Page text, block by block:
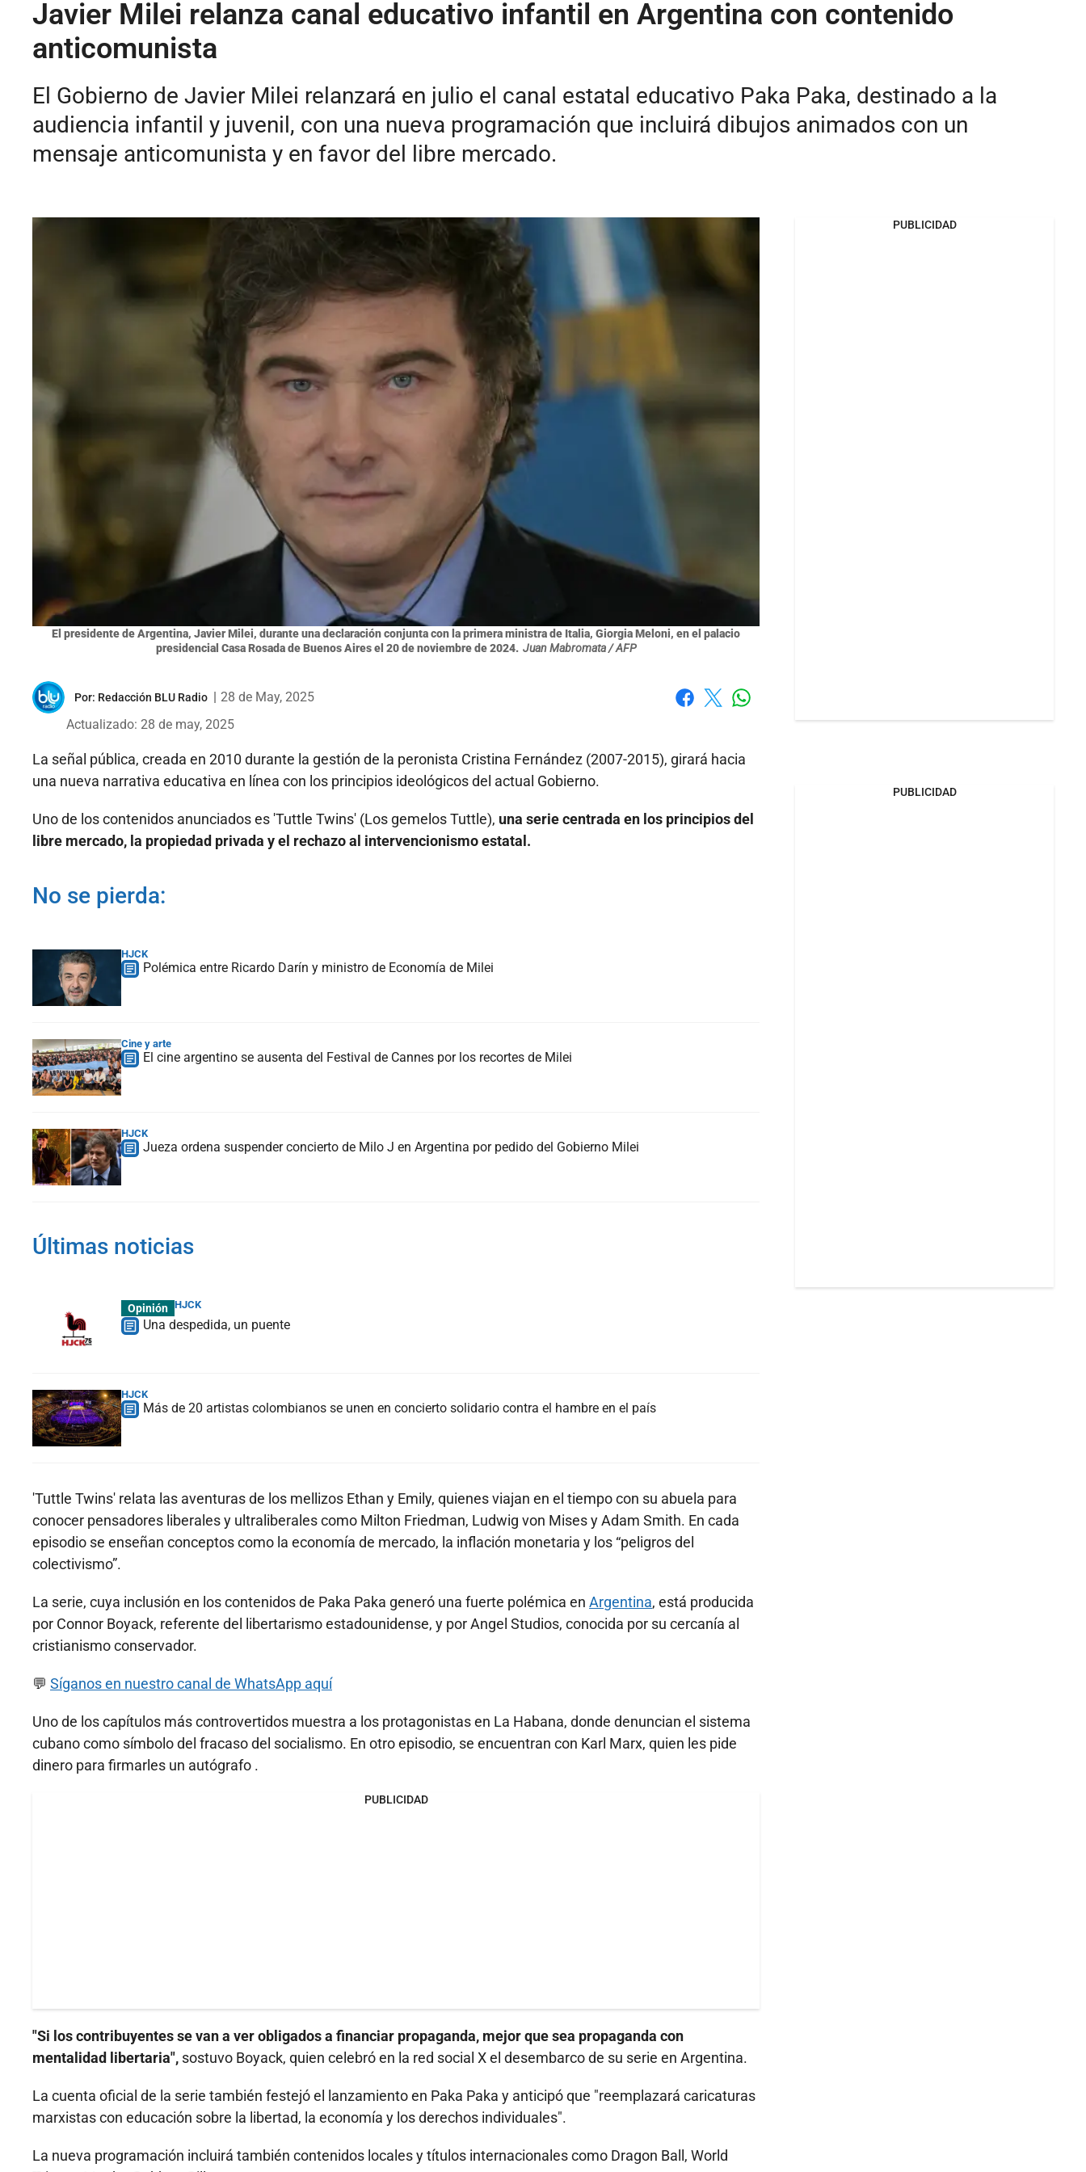
Javier Milei relanza canal educativo infantil en Argentina con contenido
anticomunista
El Gobierno de Javier Milei relanzará en julio el canal estatal educativo Paka Paka, destinado a la
audiencia infantil y juvenil, con una nueva programación que incluirá dibujos animados con un
mensaje anticomunista y en favor del libre mercado.
El presidente de Argentina, Javier Milei, durante una declaración conjunta con la primera ministra de Italia, Giorgia Meloni, en el palacio
presidencial Casa Rosada de Buenos Aires el 20 de noviembre de 2024. Juan Mabromata / AFP
Por: Redacción BLU Radio
28 de May, 2025
Actualizado: 28 de may, 2025
La señal pública, creada en 2010 durante la gestión de la peronista Cristina Fernández (2007-2015), girará hacia
una nueva narrativa educativa en línea con los principios ideológicos del actual Gobierno.
Uno de los contenidos anunciados es 'Tuttle Twins' (Los gemelos Tuttle), una serie centrada en los principios del
libre mercado, la propiedad privada y el rechazo al intervencionismo estatal.
No se pierda:
HJCK
Polémica entre Ricardo Darín y ministro de Economía de Milei
Cine y arte
El cine argentino se ausenta del Festival de Cannes por los recortes de Milei
HJCK
Jueza ordena suspender concierto de Milo J en Argentina por pedido del Gobierno Milei
Últimas noticias
Opinión HJCK
Una despedida, un puente
HJCK
Más de 20 artistas colombianos se unen en concierto solidario contra el hambre en el país
'Tuttle Twins' relata las aventuras de los mellizos Ethan y Emily, quienes viajan en el tiempo con su abuela para
conocer pensadores liberales y ultraliberales como Milton Friedman, Ludwig von Mises y Adam Smith. En cada
episodio se enseñan conceptos como la economía de mercado, la inflación monetaria y los “peligros del
colectivismo”.
La serie, cuya inclusión en los contenidos de Paka Paka generó una fuerte polémica en Argentina, está producida
por Connor Boyack, referente del libertarismo estadounidense, y por Angel Studios, conocida por su cercanía al
cristianismo conservador.
💬 Síganos en nuestro canal de WhatsApp aquí
Uno de los capítulos más controvertidos muestra a los protagonistas en La Habana, donde denuncian el sistema
cubano como símbolo del fracaso del socialismo. En otro episodio, se encuentran con Karl Marx, quien les pide
dinero para firmarles un autógrafo .
PUBLICIDAD
"Si los contribuyentes se van a ver obligados a financiar propaganda, mejor que sea propaganda con
mentalidad libertaria", sostuvo Boyack, quien celebró en la red social X el desembarco de su serie en Argentina.
La cuenta oficial de la serie también festejó el lanzamiento en Paka Paka y anticipó que "reemplazará caricaturas
marxistas con educación sobre la libertad, la economía y los derechos individuales".
La nueva programación incluirá también contenidos locales y títulos internacionales como Dragon Ball, World
PUBLICIDAD
PUBLICIDAD